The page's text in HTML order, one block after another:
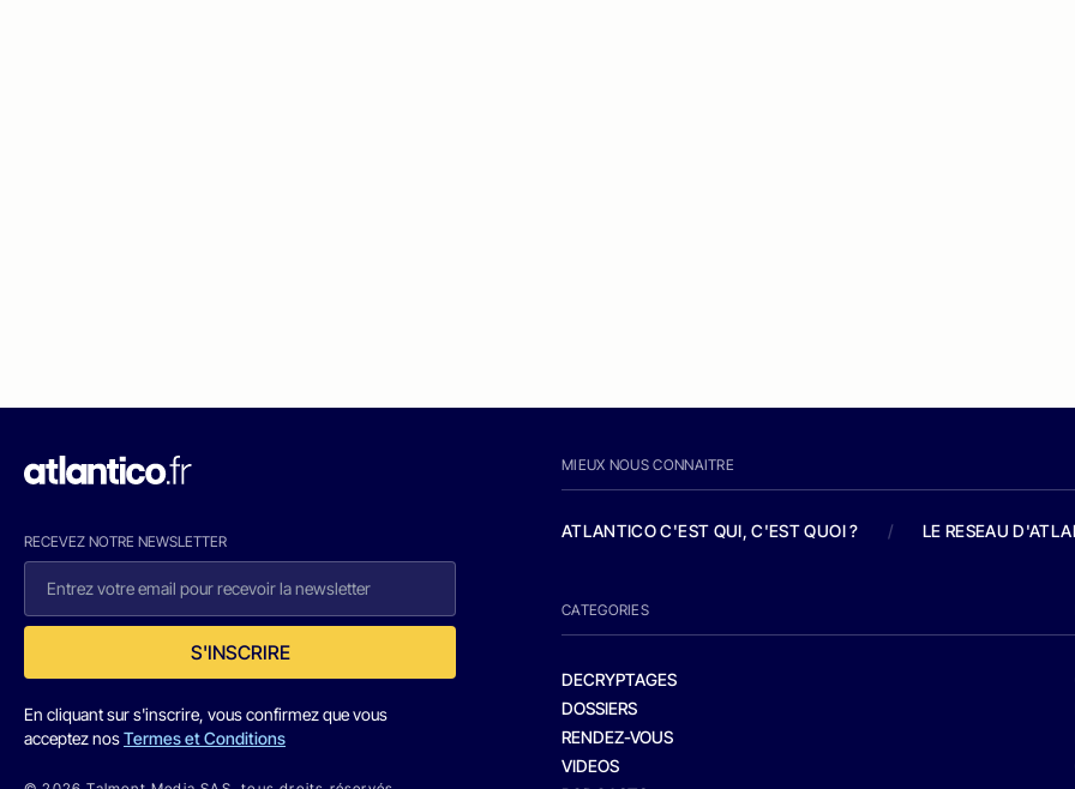
RECEVEZ NOTRE NEWSLETTER
S'INSCRIRE
En cliquant sur s'inscrire, vous confirmez que vous
acceptez nosTermes et Conditions
MIEUX NOUS CONNAITRE
ATLANTICO C'EST QUI, C'EST QUOI ? / LE RESEAU
CATEGORIES
DECRYPTAGES
DOSSIERS
RENDEZ-VOUS
VIDEOS